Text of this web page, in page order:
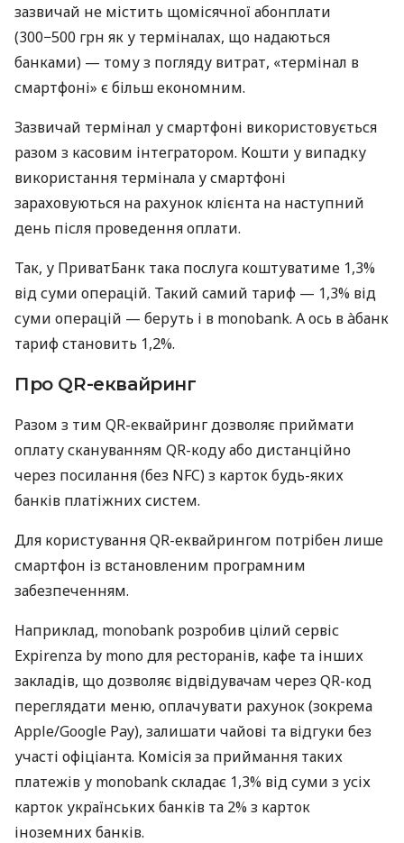
зазвичай не містить щомісячної абонплати
(300−500 грн як у терміналах, що надаються
банками) — тому з погляду витрат, «термінал в
смартфоні» є більш економним.
Зазвичай термінал у смартфоні використовується
разом з касовим інтегратором. Кошти у випадку
використання термінала у смартфоні
зараховуються на рахунок клієнта на наступний
день після проведення оплати.
Так, у ПриватБанк така послуга коштуватиме 1,3%
від суми операцій. Такий самий тариф — 1,3% від
суми операцій — беруть і в monobank. А ось в àбанк
тариф становить 1,2%.
Про QR-еквайринг
Разом з тим QR-еквайринг дозволяє приймати
оплату скануванням QR-коду або дистанційно
через посилання (без NFC) з карток будь-яких
банків платіжних систем.
Для користування QR-еквайрингом потрібен лише
смартфон із встановленим програмним
забезпеченням.
Наприклад, monobank розробив цілий сервіс
Expirenza by mono для ресторанів, кафе та інших
закладів, що дозволяє відвідувачам через QR-код
переглядати меню, оплачувати рахунок (зокрема
Apple/Google Pay), залишати чайові та відгуки без
участі офіціанта. Комісія за приймання таких
платежів у monobank складає 1,3% від суми з усіх
карток українських банків та 2% з карток
іноземних банків.